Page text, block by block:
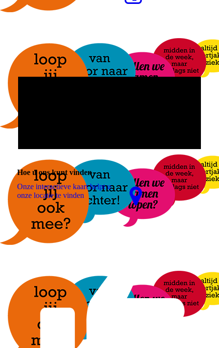
Hoe u ons kunt vinden
Onze interactieve kaart helpt u
onze locatie te vinden